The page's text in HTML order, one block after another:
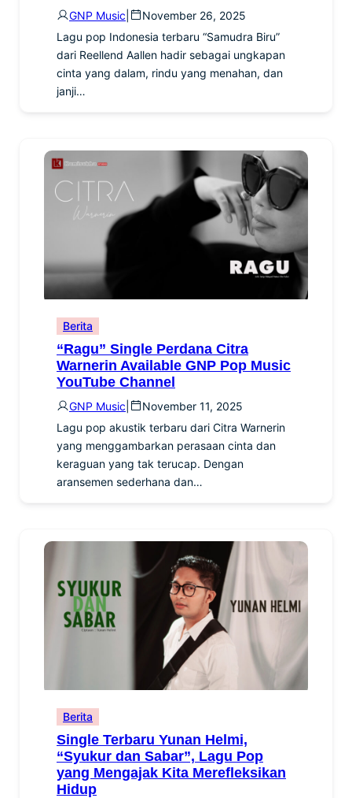
GNP Music
November 26, 2025
Lagu pop Indonesia terbaru “Samudra Biru”
dari Reellend Aallen hadir sebagai ungkapan
cinta yang dalam, rindu yang menahan, dan
janji…
Berita
“Ragu” Single Perdana Citra
Warnerin Available GNP Pop Music
YouTube Channel
GNP Music
November 11, 2025
Lagu pop akustik terbaru dari Citra Warnerin
yang menggambarkan perasaan cinta dan
keraguan yang tak terucap. Dengan
aransemen sederhana dan…
Berita
Single Terbaru Yunan Helmi,
“Syukur dan Sabar”, Lagu Pop
yang Mengajak Kita Merefleksikan
Hidup